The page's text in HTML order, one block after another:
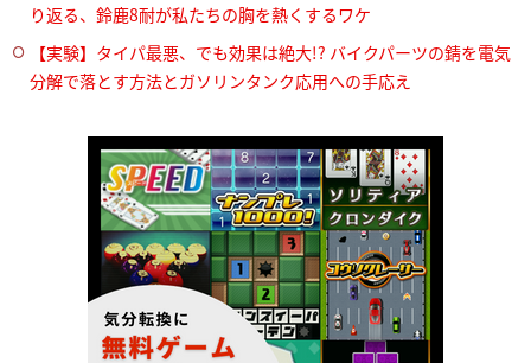
り返る、鈴鹿8耐が私たちの胸を熱くするワケ
【実験】タイパ最悪、でも効果は絶大!? バイクパーツの錆を電気
分解で落とす方法とガソリンタンク応用への手応え